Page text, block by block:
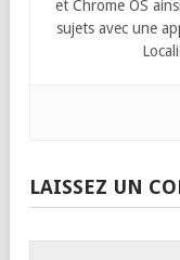
et Chrome OS
sujets avec une
LAISSEZ UN